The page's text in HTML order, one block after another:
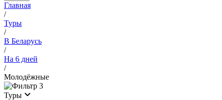
Главная
/
Туры
/
В Беларусь
/
На 6 дней
/
Молодёжные
3
Туры